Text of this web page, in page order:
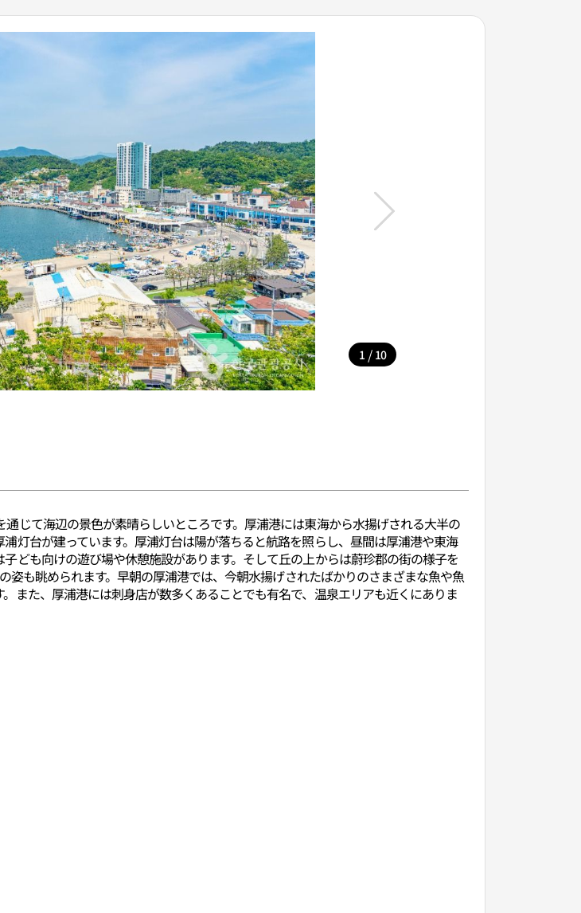
1 / 10
じて海辺の景色が素晴らしいところです。厚浦港には東海から水揚げされる大半の
灯台が建っています。厚浦灯台は陽が落ちると航路を照らし、昼間は厚浦港や東海
ども向けの遊び場や休憩施設があります。そして丘の上からは蔚珍郡の街の様子を
も眺められます。早朝の厚浦港では、今朝水揚げされたばかりのさまざまな魚や魚
また、厚浦港には刺身店が数多くあることでも有名で、温泉エリアも近くにありま